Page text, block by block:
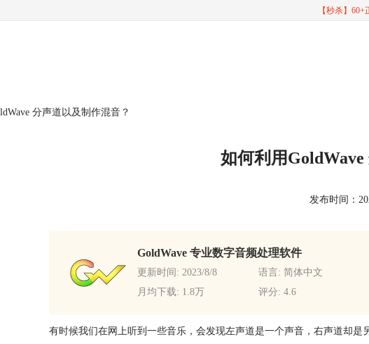
【秒杀】
分声道以及制作混音？
如何利用
发布时间：
GoldWave 专业数字音频处理软件
更新时间: 2023/8/8 语言: 简体中文
月均下载: 1.8万
评分: 4.6
有时候我们在网上听到一些音乐，会发现左声道是一个声音，右声道却